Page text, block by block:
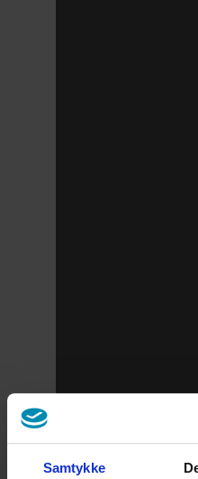
Samtykke